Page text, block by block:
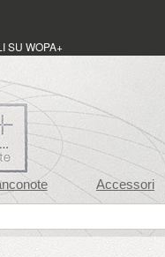
SU WOPA+
Accessori